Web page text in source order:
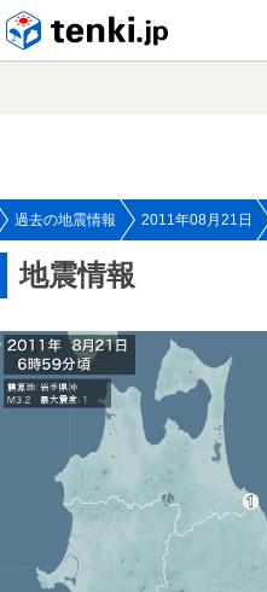
過去の地震情報 2011年08月21日
地震情報